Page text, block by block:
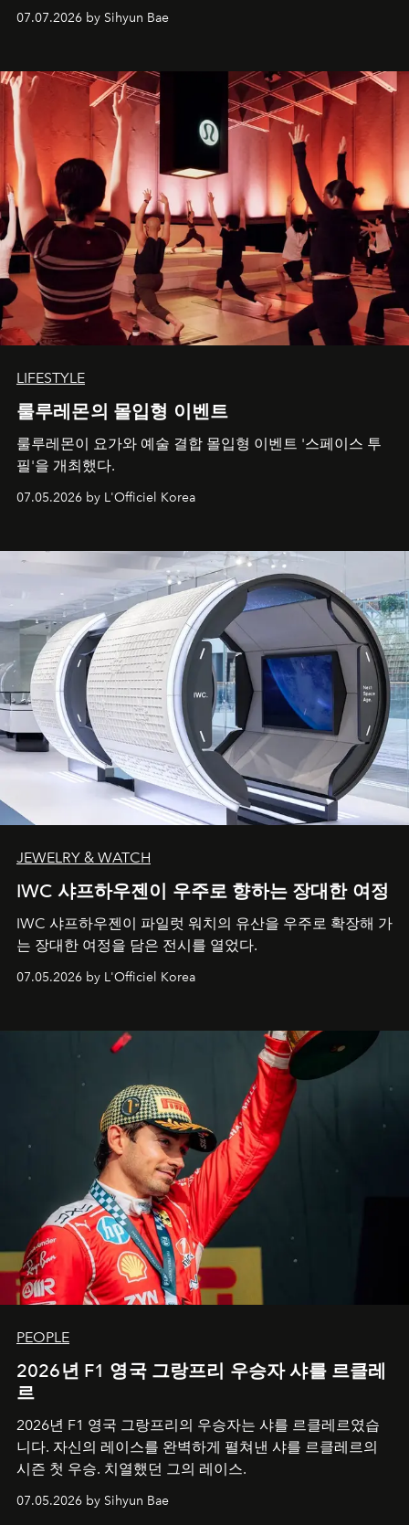
07.07.2026 by Sihyun Bae
LIFESTYLE
룰루레몬의 몰입형 이벤트
룰루레몬이 요가와 예술 결합 몰입형 이벤트 '스페이스 투
필'을 개최했다.
07.05.2026 by L'Officiel Korea
JEWELRY & WATCH
IWC 샤프하우젠이 우주로 향하는 장대한 여정
IWC 샤프하우젠이 파일럿 워치의 유산을 우주로 확장해 가
는 장대한 여정을 담은 전시를 열었다.
07.05.2026 by L'Officiel Korea
PEOPLE
2026년 F1 영국 그랑프리 우승자 샤를 르클레
르
2026년 F1 영국 그랑프리의 우승자는 샤를 르클레르였습
니다. 자신의 레이스를 완벽하게 펼쳐낸 샤를 르클레르의
시즌 첫 우승. 치열했던 그의 레이스.
07.05.2026 by Sihyun Bae